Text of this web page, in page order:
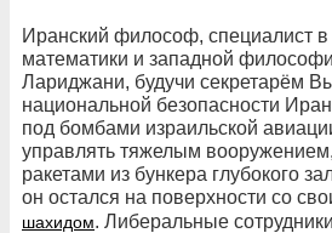
Иранский философ, специалист в
математики и западной
Лариджани, будучи секретарём
национальной безопасности
под бомбами израильской
управлять тяжелым
ракетами из бункера глубокого
он остался на поверхности со
шахидом. Либеральные